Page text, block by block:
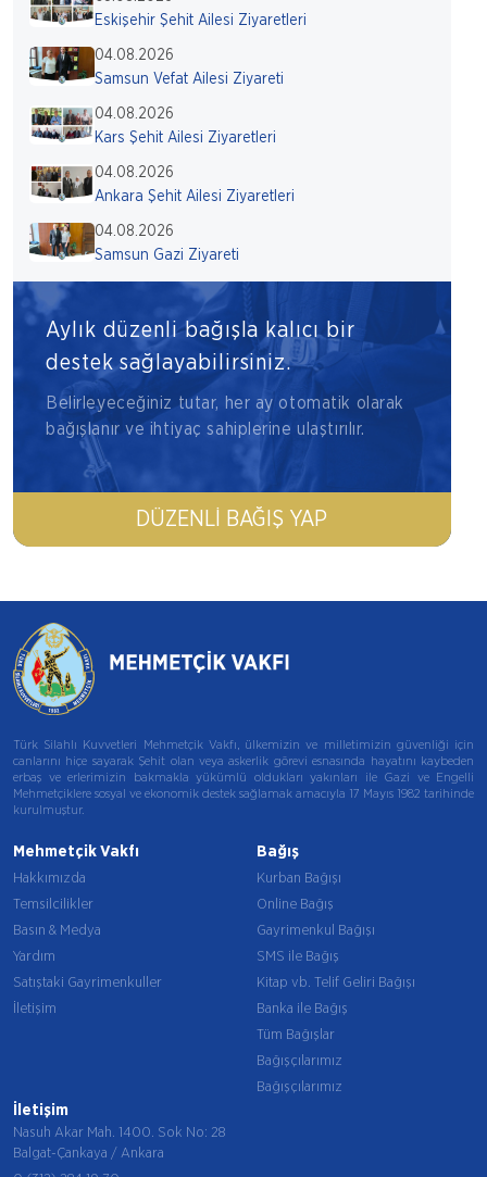
Eskişehir Şehit Ailesi Ziyaretleri
04.08.2026
Samsun Vefat Ailesi Ziyareti
04.08.2026
Kars Şehit Ailesi Ziyaretleri
04.08.2026
Ankara Şehit Ailesi Ziyaretleri
04.08.2026
Samsun Gazi Ziyareti
Aylık düzenli bağışla kalıcı bir
destek sağlayabilirsiniz.
Belirleyeceğiniz tutar, her ay otomatik olarak
bağışlanır ve ihtiyaç sahiplerine ulaştırılır.
DÜZENLI BAĞIŞ YAP
Türk Silahlı Kuvvetleri Mehmetçik Vakfı, ülkemizin ve milletimizin güvenliği için
canlarını hiçe sayarak Şehit olan veya askerlik görevi esnasında hayatını kaybeden
erbaş ve erlerimizin bakmakla yükümlü oldukları yakınları ile Gazi ve Engelli
Mehmetçiklere sosyal ve ekonomik destek sağlamak amacıyla 17 Mayıs 1982 tarihinde
kurulmuştur.
Mehmetçik Vakfı
Hakkımızda
Temsilcilikler
Basın & Medya
Yardım
Satıştaki Gayrimenkuller
İletişim
Bağış
Kurban Bağışı
Online Bağış
Gayrimenkul Bağışı
SMS ile Bağış
Kitap vb. Telif Geliri Bağışı
Banka ile Bağış
Tüm Bağışlar
Bağışçılarımız
Bağışçılarımız
İletişim
Nasuh Akar Mah. 1400. Sok No: 28
Balgat-Çankaya / Ankara